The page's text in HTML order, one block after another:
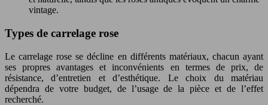
vintage.
Types de carrelage rose
Le carrelage rose se décline en différents matériaux, chacun ayant
ses propres avantages et inconvénients en termes de prix, de
résistance, d’entretien et d’esthétique. Le choix du matériau
dépendra de votre budget, de l’usage de la pièce et de l’effet
recherché.